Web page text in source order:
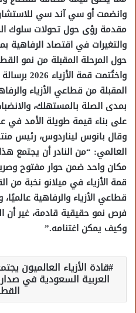
وانضمت أو سي آند سي
مقدمة رؤى حول تحولات سلوك
والتغيرات في اقتصاد
حول المرحلة المقبلة من نمو
واختُتمت
المقبلة من قطاعي الأزياء
بمدى الصلة بالمستهلك،
على بناء قيمة طويلة الأمد في
وقال بانوس ليناردوس، رئيس
العالمي: “من النادر أن يجتمع
مكان واحد ضمن حوار مفتوح
قمة الأزياء في ميلانو نخبة من
قطاعي الأزياء والرفاهية
فرص نمو حقيقية قادمة، غير أن
وكيف يمكن اغتنامه.”
قادة الأزياء العالميون
العربية السعودية في